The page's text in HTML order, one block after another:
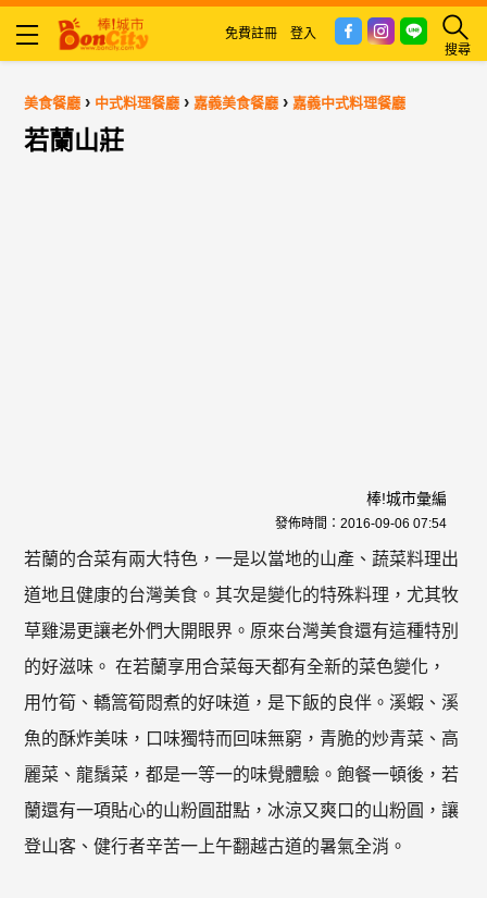
搜尋
免費註冊 登入
美食餐廳 › 中式料理餐廳 ›嘉義美食餐廳 ›嘉義中式料理餐廳
若蘭山莊
棒!城市彙編
發佈時間： 2016-09-06 07:54
若蘭的合菜有兩大特色，一是以當地的山產、蔬菜料理出
道地且健康的台灣美食。其次是變化的特殊料理，尤其牧
草雞湯更讓老外們大開眼界。原來台灣美食還有這種特別
的好滋味。 在若蘭享用合菜每天都有全新的菜色變化，
用竹筍、轎篙筍悶煮的好味道，是下飯的良伴。溪蝦、溪
魚的酥炸美味，口味獨特而回味無窮，青脆的炒青菜、高
麗菜、龍鬚菜，都是一等一的味覺體驗。飽餐一頓後，若
蘭還有一項貼心的山粉圓甜點，冰涼又爽口的山粉圓，讓
登山客、健行者辛苦一上午翻越古道的暑氣全消。